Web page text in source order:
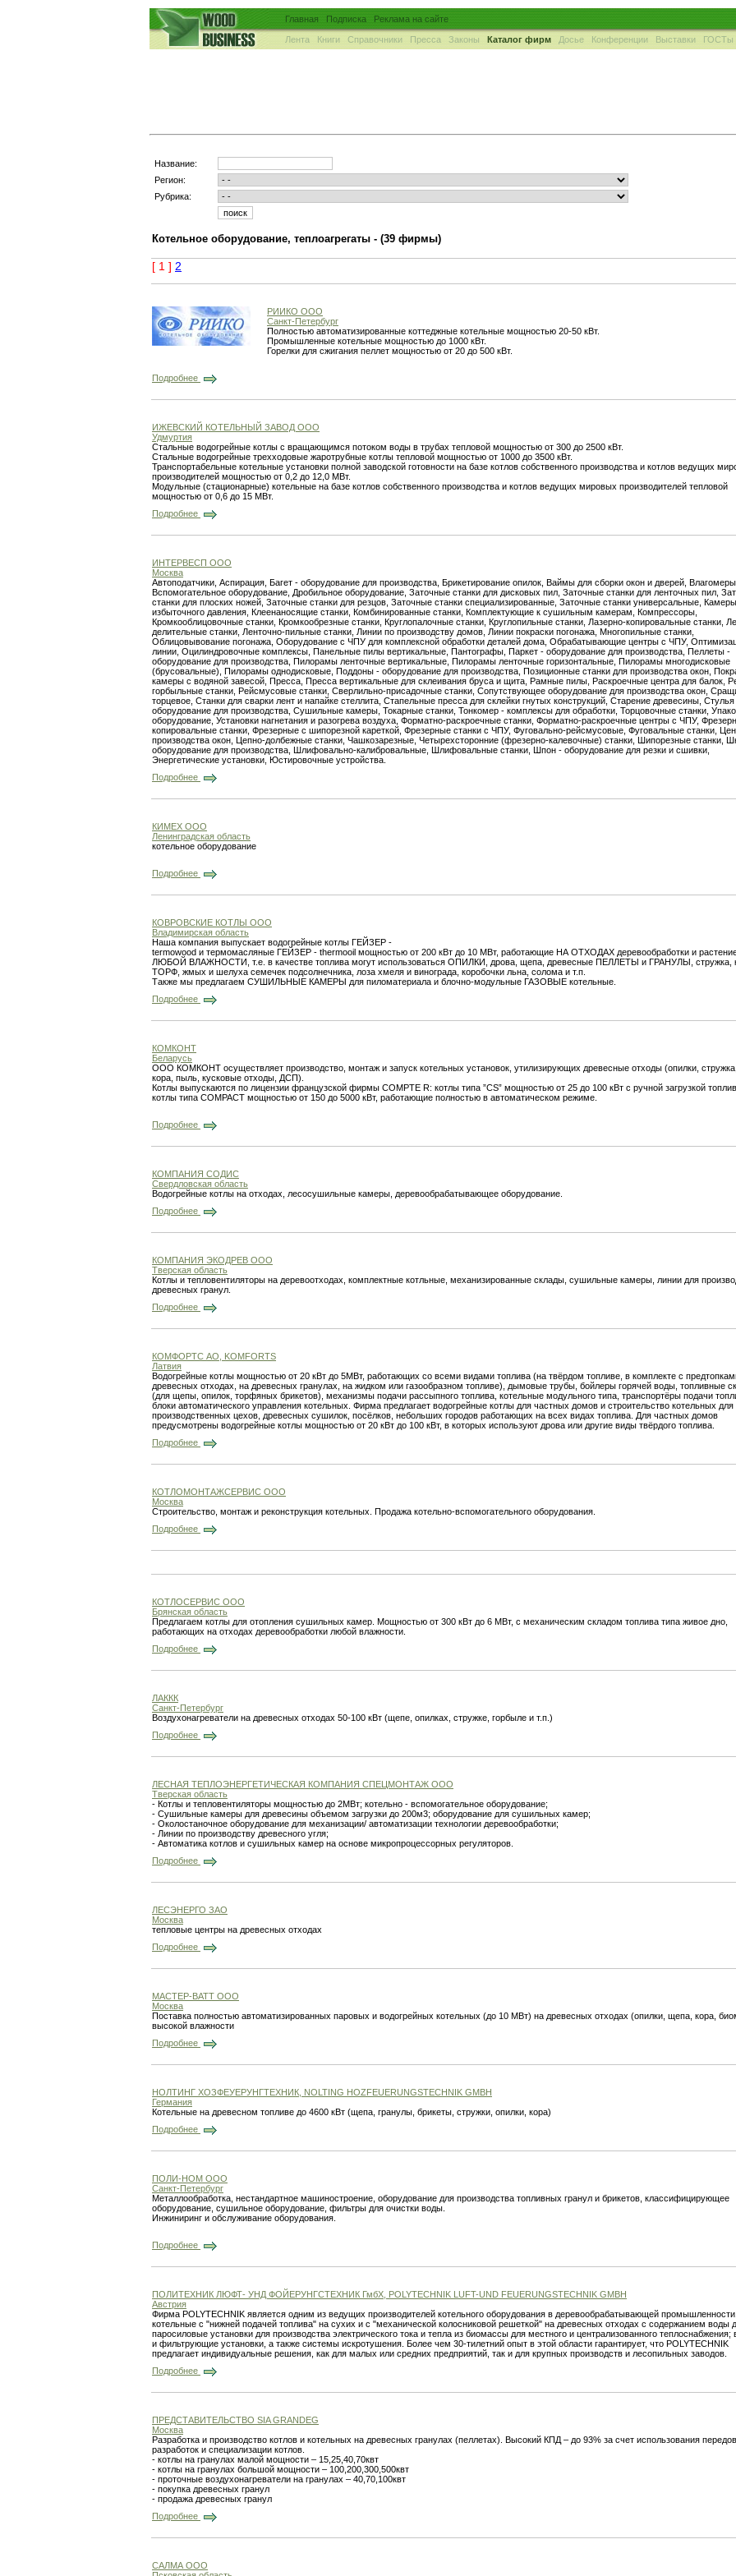
Главная Подписка Реклама на сайте
Лента Книги Справочники Пресса Законы Каталог фирм Досье Конференции Выставки ГОСТы
Название:
Регион:
Рубрика:
Котельное оборудование, теплоагрегаты - (39 фирмы)
[ 1 ] 2
РИИКО ООО
Санкт-Петербург
Полностью автоматизированные коттеджные котельные мощностью 20-50 кВт.
Промышленные котельные мощностью до 1000 кВт.
Горелки для сжигания пеллет мощностью от 20 до 500 кВт.
Подробнее
ИЖЕВСКИЙ КОТЕЛЬНЫЙ ЗАВОД ООО
Удмуртия
Стальные водогрейные котлы с вращающимся потоком воды в трубах тепловой мощностью от 300 до 2500 кВт.
Стальные водогрейные трехходовые жаротрубные котлы тепловой мощностью от 1000 до 3500 кВт.
Транспортабельные котельные установки полной заводской готовности на базе котлов собственного производства и котлов ведущих
производителей мощностью от 0,2 до 12,0 МВт.
Модульные (стационарные) котельные на базе котлов собственного производства и котлов ведущих мировых производителей тепловой
мощностью от 0,6 до 15 МВт.
Подробнее
ИНТЕРВЕСП ООО
Москва
Автоподатчики, Аспирация, Багет - оборудование для производства, Брикетирование опилок, Ваймы для сборки окон и дверей, Влагомеры,
Вспомогательное оборудование, Дробильное оборудование, Заточные станки для дисковых пил, Заточные станки для ленточных пил,
станки для плоских ножей, Заточные станки для резцов, Заточные станки специализированные, Заточные станки универсальные, Камеры
избыточного давления, Клеенаносящие станки, Комбинированные станки, Комплектующие к сушильным камерам, Компрессоры,
Кромкооблицовочные станки, Кромкообрезные станки, Круглопалочные станки, Круглопильные станки, Лазерно-копировальные станки,
делительные станки, Ленточно-пильные станки, Линии по производству домов, Линии покраски погонажа, Многопильные станки,
Облицовывование погонажа, Оборудование с ЧПУ для комплексной обработки деталей дома, Обрабатывающие центры с ЧПУ,
линии, Оцилиндровочные комплексы, Панельные пилы вертикальные, Пантографы, Паркет - оборудование для производства, Пеллеты -
оборудование для производства, Пилорамы ленточные вертикальные, Пилорамы ленточные горизонтальные, Пилорамы многодисковые
(брусовальные), Пилорамы однодисковые, Поддоны - оборудование для производства, Позиционные станки для производства окон,
камеры с водяной завесой, Пресса, Пресса вертикальные для склеивания бруса и щита, Рамные пилы, Раскроечные центра для балок,
горбыльные станки, Рейсмусовые станки, Сверлильно-присадочные станки, Сопутствующее оборудование для производства окон,
торцевое, Станки для сварки лент и напайке стеллита, Стапельные пресса для склейки гнутых конструкций, Старение древесины,
оборудование для производства, Сушильные камеры, Токарные станки, Тонкомер - комплексы для обработки, Торцовочные станки,
оборудование, Установки нагнетания и разогрева воздуха, Форматно-раскроечные станки, Форматно-раскроечные центры с ЧПУ,
копировальные станки, Фрезерные с шипорезной кареткой, Фрезерные станки с ЧПУ, Фуговально-рейсмусовые, Фуговальные станки,
производства окон, Цепно-долбежные станки, Чашкозарезные, Четырехсторонние (фрезерно-калевочные) станки, Шипорезные станки,
оборудование для производства, Шлифовально-калибровальные, Шлифовальные станки, Шпон - оборудование для резки и сшивки,
Энергетические установки, Юстировочные устройства.
Подробнее
КИМЕХ ООО
Ленинградская область
котельное оборудование
Подробнее
КОВРОВСКИЕ КОТЛЫ ООО
Владимирская область
Наша компания выпускает водогрейные котлы ГЕЙЗЕР -
termowood и термомасляные ГЕЙЗЕР - thermooil мощностью от 200 кВт до 10 МВт, работающие НА ОТХОДАХ деревообработки и
ЛЮБОЙ ВЛАЖНОСТИ, т.е. в качестве топлива могут использоваться ОПИЛКИ, дрова, щепа, древесные ПЕЛЛЕТЫ и ГРАНУЛЫ, стружка,
ТОРФ, жмых и шелуха семечек подсолнечника, лоза хмеля и винограда, коробочки льна, солома и т.п.
Также мы предлагаем СУШИЛЬНЫЕ КАМЕРЫ для пиломатериала и блочно-модульные ГАЗОВЫЕ котельные.
Подробнее
КОМКОНТ
Беларусь
ООО КОМКОНТ осуществляет производство, монтаж и запуск котельных установок, утилизирующих древесные отходы (опилки,
кора, пыль, кусковые отходы, ДСП).
Котлы выпускаются по лицензии французской фирмы COMPTE R: котлы типа ”CS” мощностью от 25 до 100 кВт с ручной загрузкой
котлы типа COMPACT мощностью от 150 до 5000 кВт, работающие полностью в автоматическом режиме.
Подробнее
КОМПАНИЯ СОДИС
Свердловская область
Водогрейные котлы на отходах, лесосушильные камеры, деревообрабатывающее оборудование.
Подробнее
КОМПАНИЯ ЭКОДРЕВ ООО
Тверская область
Котлы и тепловентиляторы на деревоотходах, комплектные котльные, механизированные склады, сушильные камеры, линии для
древесных гранул.
Подробнее
КОМФОРТС АО, KOMFORTS
Латвия
Водогрейные котлы мощностью от 20 кВт до 5МВт, работающих со всеми видами топлива (на твёрдом топливе, в комплекте с
древесных отходах, на древесных гранулах, на жидком или газообразном топливе), дымовые трубы, бойлеры горячей воды, топливные
(для щепы, опилок, торфяных брикетов), механизмы подачи рассыпного топлива, котельные модульного типа, транспортёры подачи
блоки автоматического управления котельных. Фирма предлагает водогрейные котлы для частных домов и строительство котельных для
производственных цехов, древесных сушилок, посёлков, небольших городов работающих на всех видах топлива. Для частных домов
предусмотрены водогрейные котлы мощностью от 20 кВт до 100 кВт, в которых используют дрова или другие виды твёрдого топлива.
Подробнее
КОТЛОМОНТАЖСЕРВИС ООО
Москва
Строительство, монтаж и реконструкция котельных. Продажа котельно-вспомогательного оборудования.
Подробнее
КОТЛОСЕРВИС ООО
Брянская область
Предлагаем котлы для отопления сушильных камер. Мощностью от 300 кВт до 6 МВт, с механическим складом топлива типа живое дно,
работающих на отходах деревообработки любой влажности.
Подробнее
ЛАККК
Санкт-Петербург
Воздухонагреватели на древесных отходах 50-100 кВт (щепе, опилках, стружке, горбыле и т.п.)
Подробнее
ЛЕСНАЯ ТЕПЛОЭНЕРГЕТИЧЕСКАЯ КОМПАНИЯ СПЕЦМОНТАЖ ООО
Тверская область
- Котлы и тепловентиляторы мощностью до 2МВт; котельно - вспомогательное оборудование;
- Сушильные камеры для древесины объемом загрузки до 200м3; оборудование для сушильных камер;
- Околостаночное оборудование для механизации/ автоматизации технологии деревообработки;
- Линии по производству древесного угля;
- Автоматика котлов и сушильных камер на основе микропроцессорных регуляторов.
Подробнее
ЛЕСЭНЕРГО ЗАО
Москва
тепловые центры на древесных отходах
Подробнее
МАСТЕР-ВАТТ ООО
Москва
Поставка полностью автоматизированных паровых и водогрейных котельных (до 10 МВт) на древесных отходах (опилки, щепа, кора,
высокой влажности
Подробнее
НОЛТИНГ ХОЗФЕУЕРУНГТЕХНИК, NOLTING HOZFEUERUNGSTECHNIK GMBH
Германия
Котельные на древесном топливе до 4600 кВт (щепа, гранулы, брикеты, стружки, опилки, кора)
Подробнее
ПОЛИ-НОМ ООО
Санкт-Петербург
Металлообработка, нестандартное машиностроение, оборудование для производства топливных гранул и брикетов, классифицирующее
оборудование, сушильное оборудование, фильтры для очистки воды.
Инжиниринг и обслуживание оборудования.
Подробнее
ПОЛИТЕХНИК ЛЮФТ- УНД ФОЙЕРУНГСТЕХНИК ГмбХ, POLYTECHNIK LUFT-UND FEUERUNGSTECHNIK GMBH
Австрия
Фирма POLYTECHNIK является одним из ведущих производителей котельного оборудования в деревообрабатывающей
котельные с "нижней подачей топлива" на сухих и с "механической колосниковой решеткой" на древесных отходах с содержанием воды
паросиловые установки для производства электрического тока и тепла из биомассы для местного и централизованного теплоснабжения;
и фильтрующие установки, а также системы искротушения. Более чем 30-тилетний опыт в этой области гарантирует, что POLYTECHNIK
предлагает индивидуальные решения, как для малых или средних предприятий, так и для крупных производств и лесопильных заводов.
Подробнее
ПРЕДСТАВИТЕЛЬСТВО SIA GRANDEG
Москва
Разработка и производство котлов и котельных на древесных гранулах (пеллетах). Высокий КПД – до 93% за счет использования
разработок и специализации котлов.
- котлы на гранулах малой мощности – 15,25,40,70квт
- котлы на гранулах большой мощности – 100,200,300,500квт
- проточные воздухонагреватели на гранулах – 40,70,100квт
- покупка древесных гранул
- продажа древесных гранул
Подробнее
САЛМА ООО